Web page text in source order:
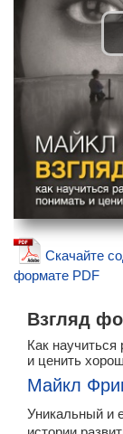
Скачайте
формате PDF
Взгляд
Как научиться
и ценить
Майкл
Уникальный и